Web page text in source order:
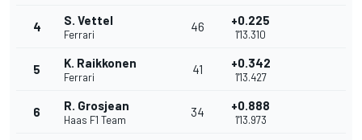
4 S. Vettel
Ferrari
46 +0.225
1'13.310
5 K. Raikkonen
Ferrari
41 +0.342
1'13.427
6 R. Grosjean
Haas F1 Team
34 +0.888
1'13.973